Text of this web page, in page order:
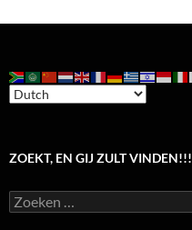
ZOEKT, EN GIJ ZULT VINDEN!!!
Zoeken
naar: